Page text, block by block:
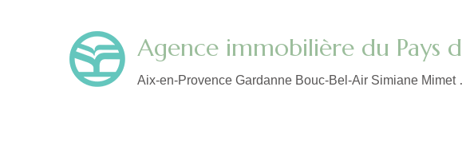
Agence immobilière du Pays
Aix-en-Provence Gardanne Bouc-Bel-Air Simiane